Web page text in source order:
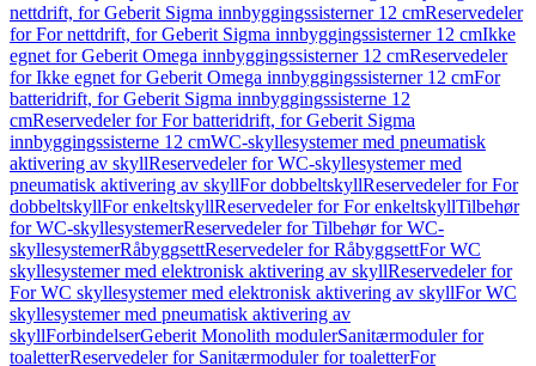
nettdrift, for Geberit Sigma innbyggingssisterner 12 cmReservedeler
for For nettdrift, for Geberit Sigma innbyggingssisterner 12 cmIkke
egnet for Geberit Omega innbyggingssisterner 12 cmReservedeler
for Ikke egnet for Geberit Omega innbyggingssisterner 12 cmFor
batteridrift, for Geberit Sigma innbyggingssisterne 12
cmReservedeler for For batteridrift, for Geberit Sigma
innbyggingssisterne 12 cmWC-skyllesystemer med pneumatisk
aktivering av skyllReservedeler for WC-skyllesystemer med
pneumatisk aktivering av skyllFor dobbeltskyllReservedeler for For
dobbeltskyllFor enkeltskyllReservedeler for For enkeltskyllTilbehør
for WC-skyllesystemerReservedeler for Tilbehør for WC-
skyllesystemerRåbyggsettReservedeler for RåbyggsettFor WC
skyllesystemer med elektronisk aktivering av skyllReservedeler for
For WC skyllesystemer med elektronisk aktivering av skyllFor WC
skyllesystemer med pneumatisk aktivering av
skyllForbindelserGeberit Monolith modulerSanitærmoduler for
toaletterReservedeler for Sanitærmoduler for toaletterFor